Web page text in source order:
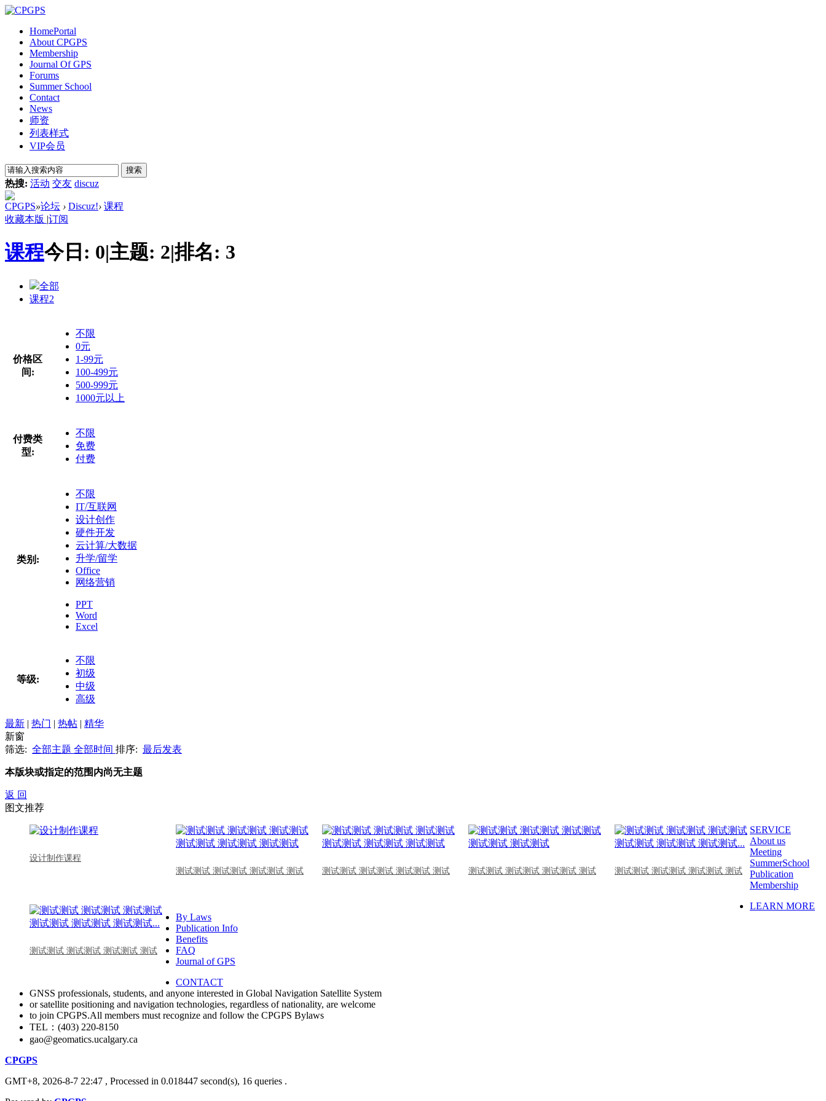
HomePortal
About CPGPS
Membership
Journal Of GPS
Forums
Summer School
Contact
News
师资
列表样式
VIP会员
搜索
热搜: 活动 交友 discuz
CPGPS»论坛 › Discuz!› 课程
收藏本版 |订阅
课程今日: 0|主题: 2|排名: 3
全部
课程2
价格区
间:
不限
0元
1-99元
100-499元
500-999元
1000元以上
付费类
型:
不限
免费
付费
类别:
不限
IT/互联网
设计创作
硬件开发
云计算/大数据
升学/留学
Office
网络营销
PPT
Word
Excel
等级:
不限
初级
中级
高级
最新 | 热门 | 热帖 | 精华
新窗
筛选: 全部主题 全部时间 排序: 最后发表
本版块或指定的范围内尚无主题
返 回
图文推荐
设计制作课程
测试测试 测试测试 测试测试 测试
测试测试 测试测试 测试测试 测试 测试测试 测试测试 测试测试 测试 测试测试 测试测试 测试测试 测试
测试测试 测试测试 测试测试 测试
SERVICE
About us
Meeting
SummerSchool
Publication
Membership
LEARN MORE
By Laws
Publication Info
Benefits
FAQ
Journal of GPS
CONTACT
GNSS professionals, students, and anyone interested in Global Navigation Satellite System
or satellite positioning and navigation technologies, regardless of nationality, are welcome
to join CPGPS.All members must recognize and follow the CPGPS Bylaws
TEL：(403) 220-8150
gao@geomatics.ucalgary.ca
CPGPS
GMT+8, 2026-8-7 22:47 , Processed in 0.018447 second(s), 16 queries .